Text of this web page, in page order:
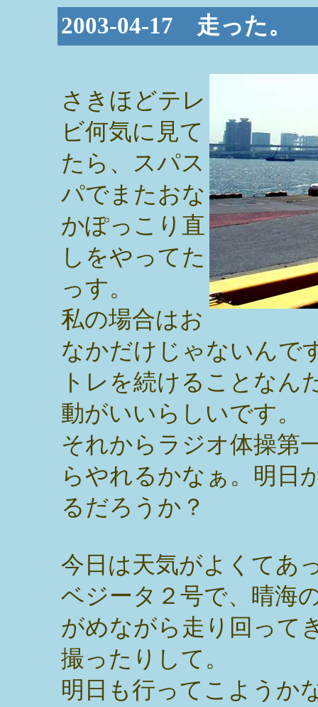
2003-04-17 走った。
さきほどテレ
ビ何気に見て
たら、スパス
パでまたおな
かぽっこり直
しをやってた
っす。
私の場合はお
なかだけじゃないんで
トレを続けることなん
動がいいらしいです。
それからラジオ体操第
らやれるかなぁ。明日
るだろうか？
今日は天気がよくてあ
ベジータ２号で、晴海
がめながら走り回って
撮ったりして。
明日も行ってこようか